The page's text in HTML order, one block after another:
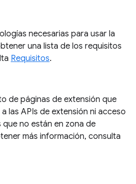
necesarias para usar la
una lista de los requisitos
Requisitos.
de páginas de extensión que
las APIs de extensión ni acceso
no están en zona de
más información, consulta